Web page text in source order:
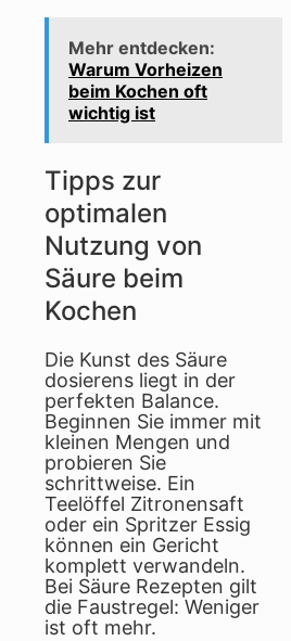
Mehr entdecken:
Warum Vorheizen
beim Kochen oft
wichtig ist
Tipps zur
optimalen
Nutzung von
Säure beim
Kochen
Die Kunst des Säure
dosierens liegt in der
perfekten Balance.
Beginnen Sie immer mit
kleinen Mengen und
probieren Sie
schrittweise. Ein
Teelöffel Zitronensaft
oder ein Spritzer Essig
können ein Gericht
komplett verwandeln.
Bei Säure Rezepten gilt
die Faustregel: Weniger
ist oft mehr.